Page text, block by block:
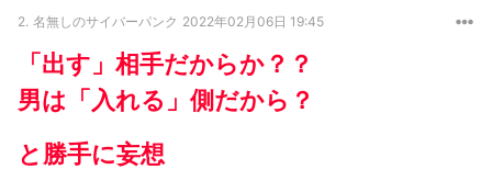
2. 名無しのサイバーパンク 2022年02月06日 19:45
「出す」相手だからか？？
男は「入れる」側だから？
と勝手に妄想